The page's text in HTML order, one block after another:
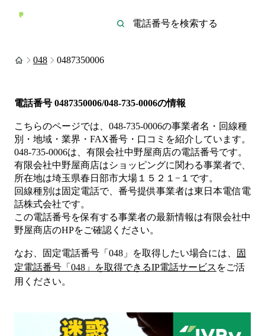
048 0487350006
電話番号 0487350006/048-735-0006の情報
こちらのページでは、 048-735-0006の事業者名・回線種
別・地域・業界・FAX番号・口コミを紹介しています。
048-735-0006は、 有限会社中野屋商店の電話番号です。
有限会社中野屋商店はショッピングに関わる事業者で、
所在地は埼玉県春日部市大場１５２１−１ です。
回線種別は固定電話で、番号提供事業者は東日本電信電
話株式会社です。
この電話番号を保有する事業者の最新情報は有限会社中
野屋商店のHPをご確認ください。
なお、固定電話番号「 048 」を取得したい場合には、
固
定電話番号「 048 」を取得できるIP電話サービス をご活
用ください。